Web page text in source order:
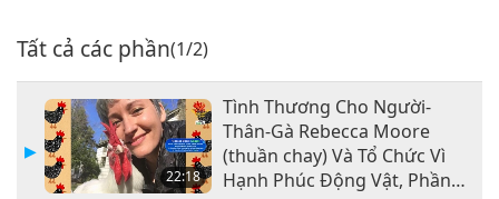
Tất cả các phần(1/2)
22:18
Tình Thương Cho Người-
Thân-Gà Rebecca Moore
(thuần chay) Và Tổ Chức Vì
Hạnh Phúc Động Vật, Phần